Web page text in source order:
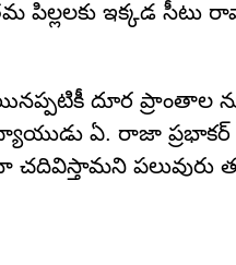
పిల్లలకు ఇక్కడ సీటు
దూర ప్రాంతాల
ఏ. రాజా ప్రభాకర్
పలువురు